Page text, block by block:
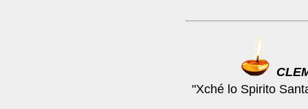
"Xché lo Spirito